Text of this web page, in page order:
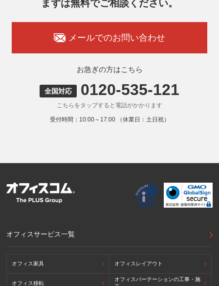
お客様がご自身の個人情報を弊社に提供されるか否かはお客
は、適切なサービスをご提供できない場合がありますのでご
弊社ウェブサイトでは、利用者が当ウェブサイトを閲覧した
状況の分析のためにCookieを利用していますが、Cookieによ
る個人情報の取得はしていません。
9. 外国にある第三者への提供
お客様の個人情報を下記海外の個人情報取扱事業者へ提供す
る場合があります。
提供先の所在国の名称：アメリカ（Google LLC）
当該外国における個人情報の保護に関する制度：APECの
外国における個人情報の保護に関する制度等の詳細は以下を
ご確認下さい。
まずは無料でご相談ください。
メールでのお問い合わせ
お急ぎの方はこちら
全国対応 0120-535-121
こちらをタップすると電話がかかります
受付時間：10:00～17:00 （休業日：土日祝）
オフィスサービス一覧
オフィス家具 オフィスレイアウト
オフィス移転
オフィスパーテーションの工事・施